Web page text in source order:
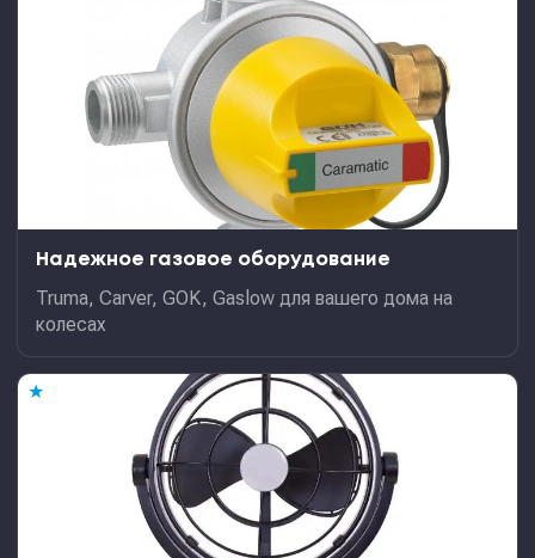
Надежное газовое оборудование
Truma, Carver, GOK, Gaslow для вашего дома на
колесах
★